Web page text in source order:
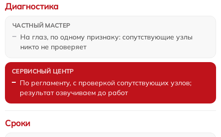
На глаз, по одному признаку: сопутствующие узлы
никто не проверяет
Диагностика
По регламенту, с проверкой сопутствующих узлов;
результат озвучиваем до работ
Сроки